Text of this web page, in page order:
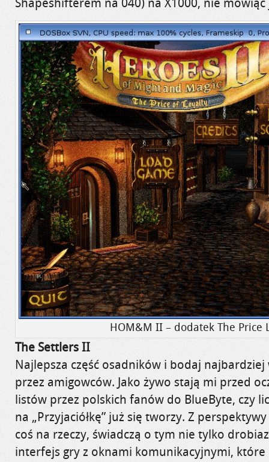
HOM&M II – dodatek The Price
The Settlers II
Najlepsza część osadników i bodaj najbardziej
przez amigowców. Jako żywo stają mi przed
listów przez polskich fanów do BlueByte, czy
na „Przyjaciółkę” już się tworzy. Z
coś na rzeczy, świadczą o tym nie tylko
interfejs gry z oknami komunikacyjnymi, które